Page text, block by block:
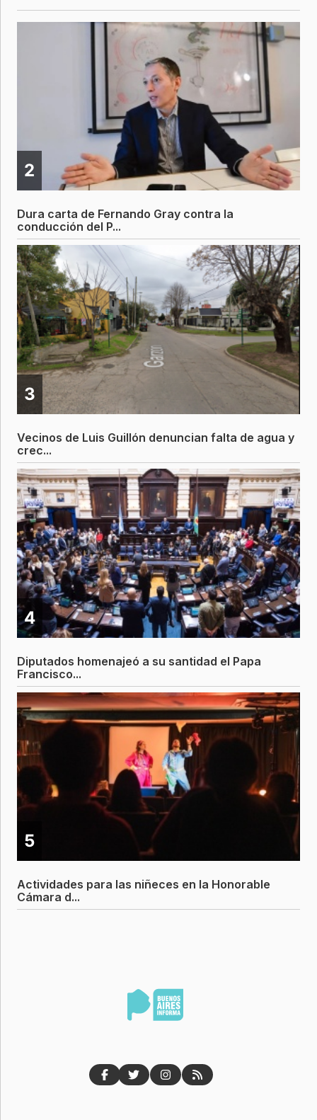
2
Dura carta de Fernando Gray contra la
conducción del P...
3
Vecinos de Luis Guillón denuncian falta de agua y
crec...
4
Diputados homenajeó a su santidad el Papa
Francisco...
5
Actividades para las niñeces en la Honorable
Cámara d...